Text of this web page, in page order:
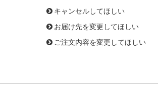
キャンセルしてほしい
お届け先を変更してほしい
ご注文内容を変更してほしい